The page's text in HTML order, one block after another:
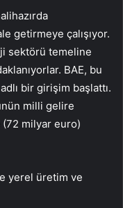
getirmeye çalışıyor.
sektörü temeline
BAE, bu
bir girişim başlattı.
milli gelire
(72 milyar euro)
yerel üretim ve